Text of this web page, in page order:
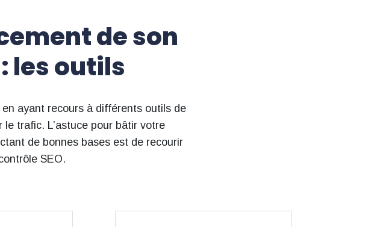
de son
les outils
ayant recours à différents outils de
trafic. L’astuce pour bâtir votre
de bonnes bases est de recourir
SEO.